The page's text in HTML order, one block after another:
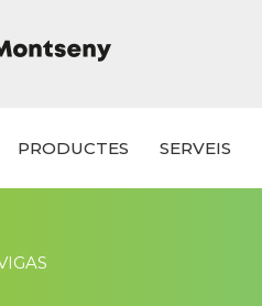
PRODUCTES SERVEIS